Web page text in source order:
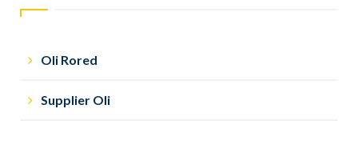
Oli Rored
Supplier Oli